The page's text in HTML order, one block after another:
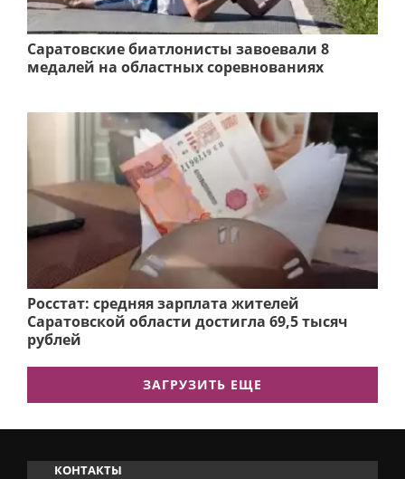
Саратовские биатлонисты завоевали 8
медалей на областных соревнованиях
Росстат: средняя зарплата жителей
Саратовской области достигла 69,5 тысяч
рублей
ЗАГРУЗИТЬ ЕЩЕ
КОНТАКТЫ